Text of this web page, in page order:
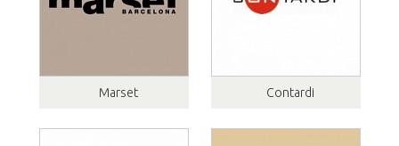
Marset Contardi